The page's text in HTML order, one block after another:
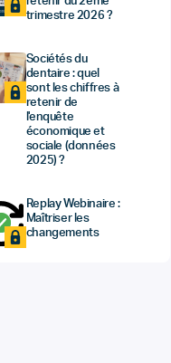
trimestre 2026 ?
Sociétés du
dentaire : quel
sont les chiffres à
retenir de
l'enquête
économique et
sociale (données
2025) ?
Replay Webinaire :
Maîtriser les
changements